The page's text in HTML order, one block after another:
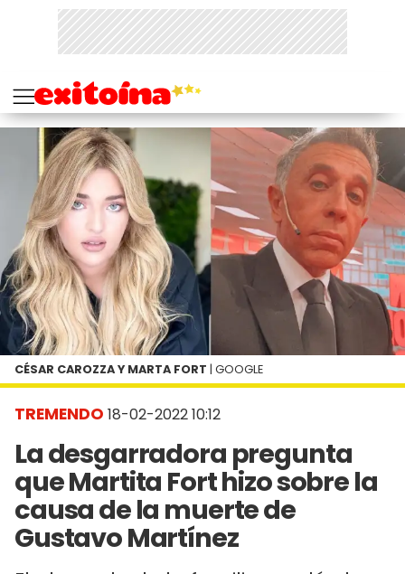
TREMENDO 18-02-2022 10:12
La desgarradora pregunta
que Martita Fort hizo sobre la
causa de la muerte de
Gustavo Martínez
CÉSAR CAROZZA Y MARTA FORT | GOOGLE